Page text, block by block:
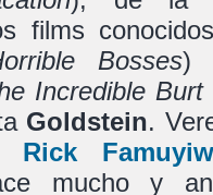
films
Bosses)
Incredible Burt
Goldstein.
Rick
mucho y